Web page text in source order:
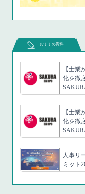
おすすめ資料
【士
化を徹
【士
化を徹
人事リ
ミット